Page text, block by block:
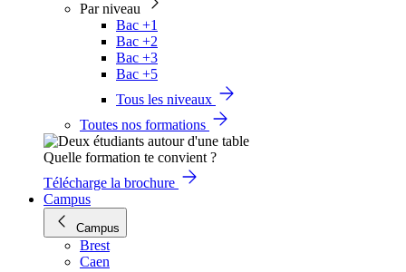
Par niveau
Bac +1
Bac +2
Bac +3
Bac +5
Tous les niveaux
Toutes nos formations
Quelle formation te convient ?
Télécharge la brochure
Campus
Campus
Brest
Caen